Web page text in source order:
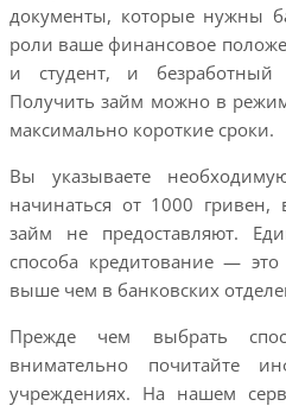
документы, которые нужны
роли ваше финансовое
и студент, и безработный
Получить займ можно в
максимально короткие сроки.
Вы указываете
начинаться от 1000
займ не предоставляют.
способа кредитование —
выше чем в банковских
Прежде чем выбрать
внимательно почитайте
учреждениях. На нашем